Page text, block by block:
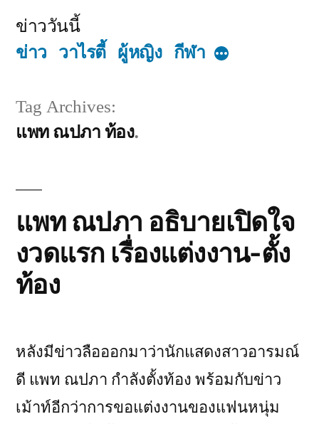
ข่าววันนี้
ข่าว วาไรตี้ ผู้หญิง กีฬา More
Tag Archives:
แพท ณปภา ท้อง
แพท ณปภา อธิบายเปิดใจ
งวดแรก เรื่องแต่งงาน-ตั้ง
ท้อง
หลังมีข่าวลือออกมาว่านักแสดงสาวอารมณ์
ดี แพท ณปภา กำลังตั้งท้อง พร้อมกับข่าว
เม้าท์อีกว่าการขอแต่งงานของแฟนหนุ่ม